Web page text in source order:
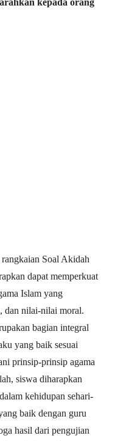
Soal Akidah
dapat memperkuat
Islam yang
dan nilai-nilai moral.
bagian integral
yang baik sesuai
prinsip-prinsip agama
siswa diharapkan
kehidupan sehari-
baik dengan guru
hasil dari pengujian